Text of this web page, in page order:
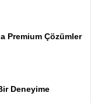
Premium Çözümler
Deneyime